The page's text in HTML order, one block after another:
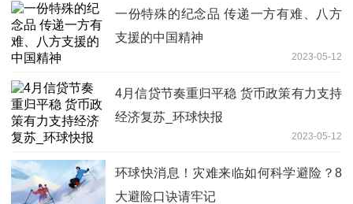
一份特殊的纪念品 传递一方有难、八方
支援的中国精神
2023-05-12
4月信贷节奏重归平稳 货币政策有力支持
经济复苏_环球快报
2023-05-12
环球快消息！灾难来临如何科学避险？8
大避险口诀请牢记